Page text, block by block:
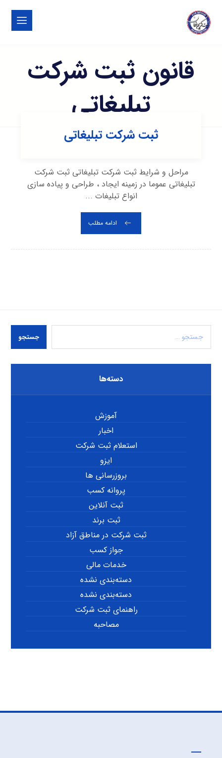
قانون ثبت شرکت
تبلیغاتی
ثبت شرکت تبلیغاتی
مراحل و شرایط ثبت شرکت تبلیغاتی ثبت شرکت
تبلیغاتی عموما در زمینه ایجاد ، طراحی و پیاده سازی
انواع تبلیغات ...
ادامه مطلب
جستجو
دسته‌ها
آموزش
اخبار
استعلام ثبت شرکت
ایزو
بروزرسانی ها
پروانه کسب
ثبت آنلاین
ثبت برند
ثبت شرکت در مناطق آزاد
جواز کسب
خدمات مالی
دسته‌بندی نشده
دسته‌بندی نشده
راهنمای ثبت شرکت
مصاحبه